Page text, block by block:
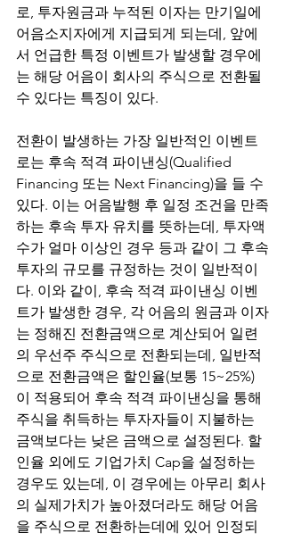
로, 투자원금과 누적된 이자는 만기일에
어음소지자에게 지급되게 되는데, 앞에
서 언급한 특정 이벤트가 발생할 경우에
는 해당 어음이 회사의 주식으로 전환될
수 있다는 특징이 있다.
전환이 발생하는 가장 일반적인 이벤트
로는 후속 적격 파이낸싱(Qualified
Financing 또는 Next Financing)을 들 수
있다. 이는 어음발행 후 일정 조건을 만족
하는 후속 투자 유치를 뜻하는데, 투자액
수가 얼마 이상인 경우 등과 같이 그 후속
투자의 규모를 규정하는 것이 일반적이
다. 이와 같이, 후속 적격 파이낸싱 이벤
트가 발생한 경우, 각 어음의 원금과 이자
는 정해진 전환금액으로 계산되어 일련
의 우선주 주식으로 전환되는데, 일반적
으로 전환금액은 할인율(보통 15~25%)
이 적용되어 후속 적격 파이낸싱을 통해
주식을 취득하는 투자자들이 지불하는
금액보다는 낮은 금액으로 설정된다. 할
인율 외에도 기업가치 Cap을 설정하는
경우도 있는데, 이 경우에는 아무리 회사
의 실제가치가 높아졌더라도 해당 어음
을 주식으로 전환하는데에 있어 인정되